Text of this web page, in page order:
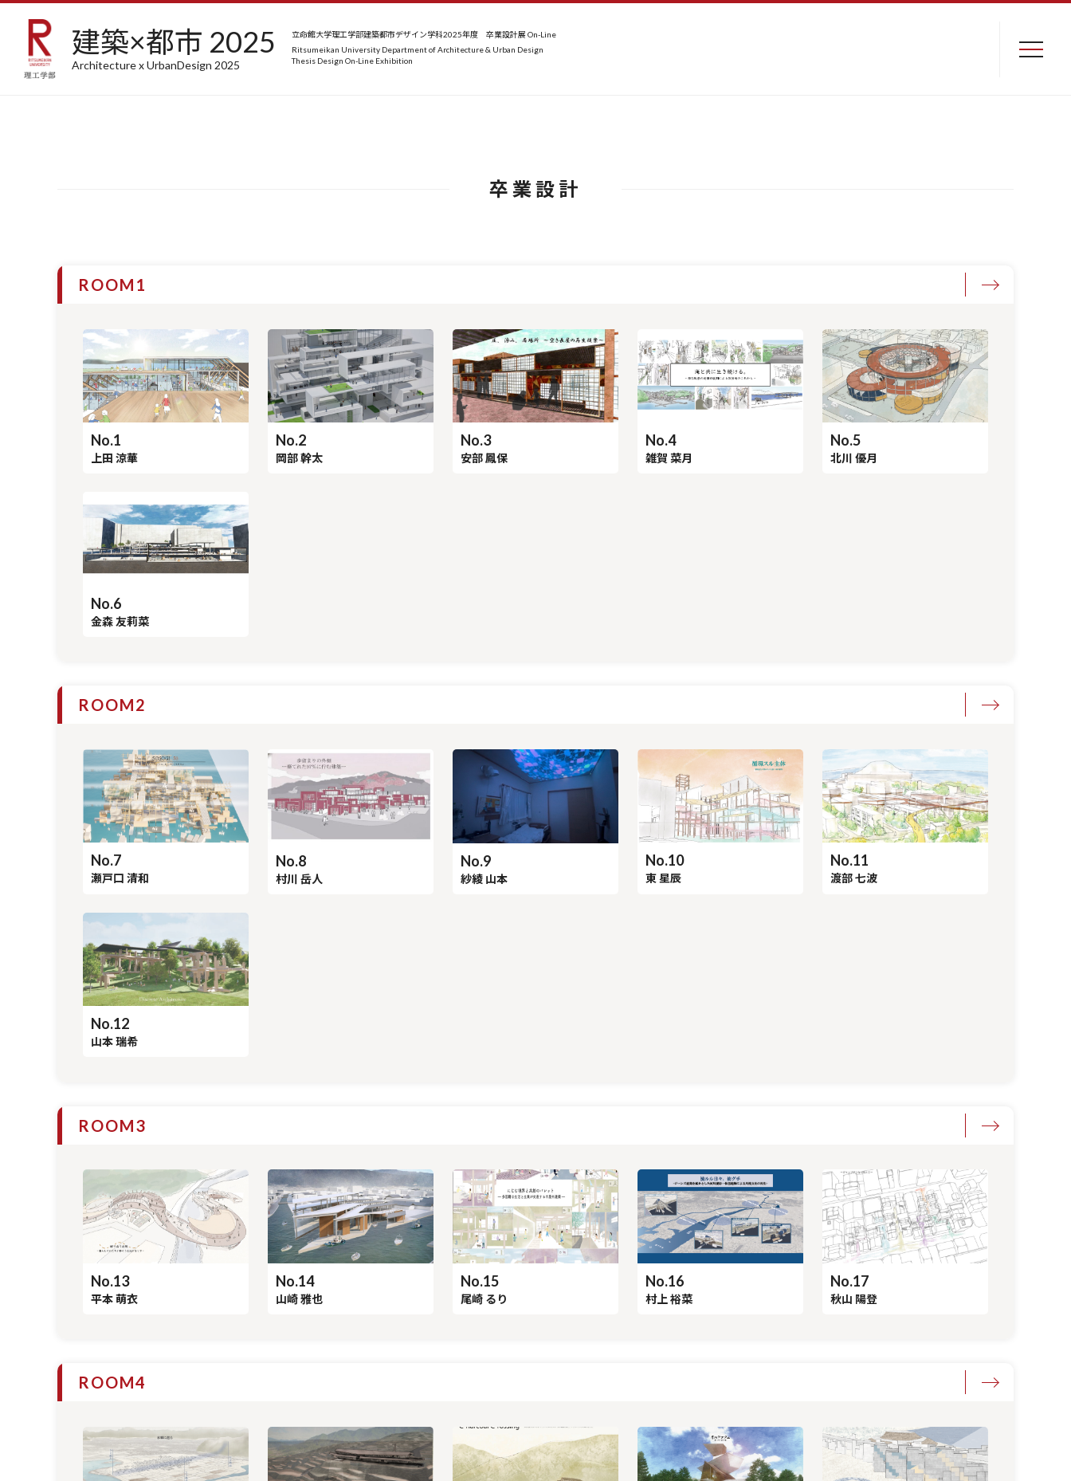
建築×都市 2025
Architecture x UrbanDesign 2025
立命館大学理工学部建築都市デザイン学科2025年度 卒業設計展 On-Line
Ritsumeikan University Department of Architecture & Urban Design
Thesis Design On-Line Exhibition
卒業設計
ROOM1
No.1
上田 涼華
No.2
岡部 幹太
No.3
安部 鳳保
No.4
雑賀 菜月
No.5
北川 優月
No.6
金森 友莉菜
ROOM2
No.7
瀬戸口 清和
No.8
村川 岳人
No.9
紗綾 山本
No.10
東 星辰
No.11
渡部 七波
No.12
山本 瑞希
ROOM3
No.13
平本 萌衣
No.14
山崎 雅也
No.15
尾崎 るり
No.16
村上 裕菜
No.17
秋山 陽登
ROOM4